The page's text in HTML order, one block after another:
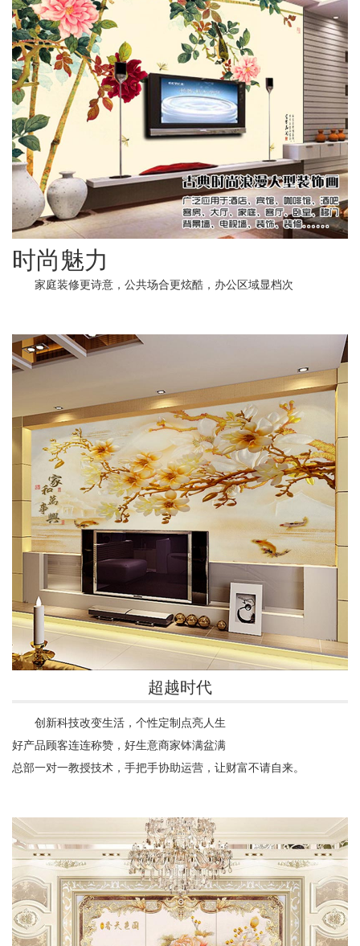
时尚魅力
家庭装修更诗意，公共场合更炫酷，办公区域显档次
超越时代
创新科技改变生活，个性定制点亮人生
好产品顾客连连称赞，好生意商家钵满盆满
总部一对一教授技术，手把手协助运营，让财富不请自来。